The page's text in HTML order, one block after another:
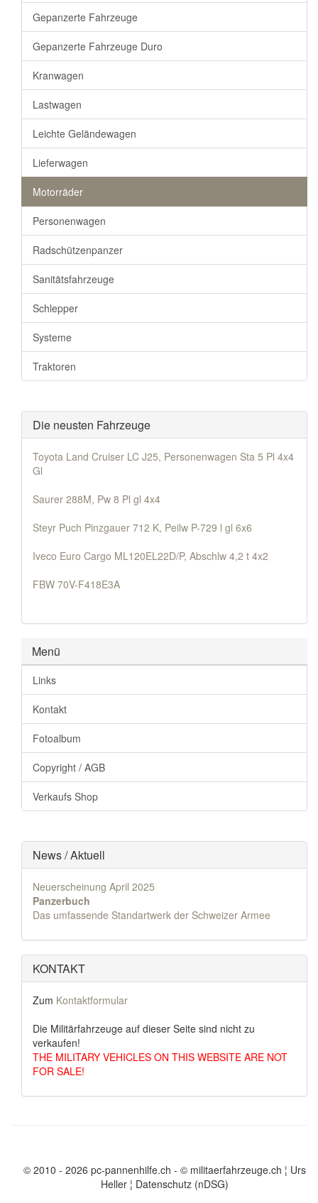
Gepanzerte Fahrzeuge
Gepanzerte Fahrzeuge Duro
Kranwagen
Lastwagen
Leichte Geländewagen
Lieferwagen
Motorräder
Personenwagen
Radschützenpanzer
Sanitätsfahrzeuge
Schlepper
Systeme
Traktoren
Die neusten Fahrzeuge
Toyota Land Cruiser LC J25, Personenwagen Sta 5 Pl 4x4
Gl
Saurer 288M, Pw 8 Pl gl 4x4
Steyr Puch Pinzgauer 712 K, Peilw P-729 l gl 6x6
Iveco Euro Cargo ML120EL22D/P, Abschlw 4,2 t 4x2
FBW 70V-F418E3A
Menü
Links
Kontakt
Fotoalbum
Copyright / AGB
Verkaufs Shop
News / Aktuell
Neuerscheinung April 2025
Panzerbuch
Das umfassende Standartwerk der Schweizer Armee
KONTAKT
Zum Kontaktformular
Die Militärfahrzeuge auf dieser Seite sind nicht zu
verkaufen!
THE MILITARY VEHICLES ON THIS WEBSITE ARE NOT
FOR SALE!
© 2010 - 2026 pc-pannenhilfe.ch - © militaerfahrzeuge.ch ¦ Urs
Heller ¦ Datenschutz (nDSG)